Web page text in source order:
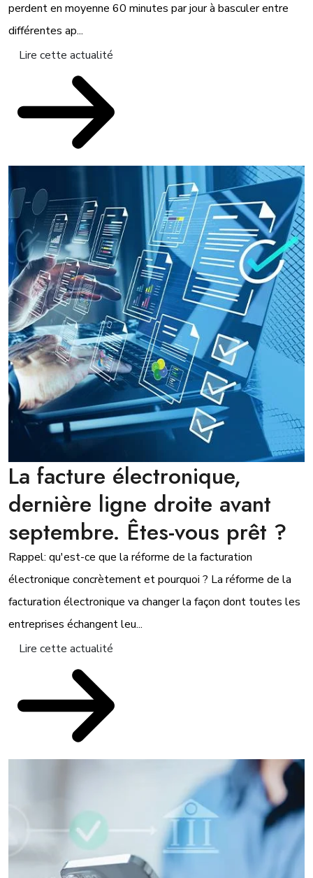
perdent en moyenne 60 minutes par jour à basculer entre
différentes ap...
Lire cette actualité
La facture électronique,
dernière ligne droite avant
septembre. Êtes-vous prêt ?
Rappel: qu'est-ce que la réforme de la facturation
électronique concrètement et pourquoi ? La réforme de la
facturation électronique va changer la façon dont toutes les
entreprises échangent leu...
Lire cette actualité